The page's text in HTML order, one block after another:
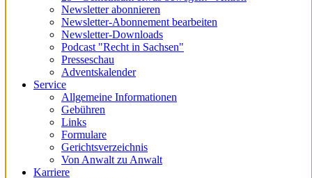
Newsletter abonnieren
Newsletter-Abonnement bearbeiten
Newsletter-Downloads
Podcast "Recht in Sachsen"
Presseschau
Adventskalender
Service
Allgemeine Informationen
Gebühren
Links
Formulare
Gerichtsverzeichnis
Von Anwalt zu Anwalt
Karriere